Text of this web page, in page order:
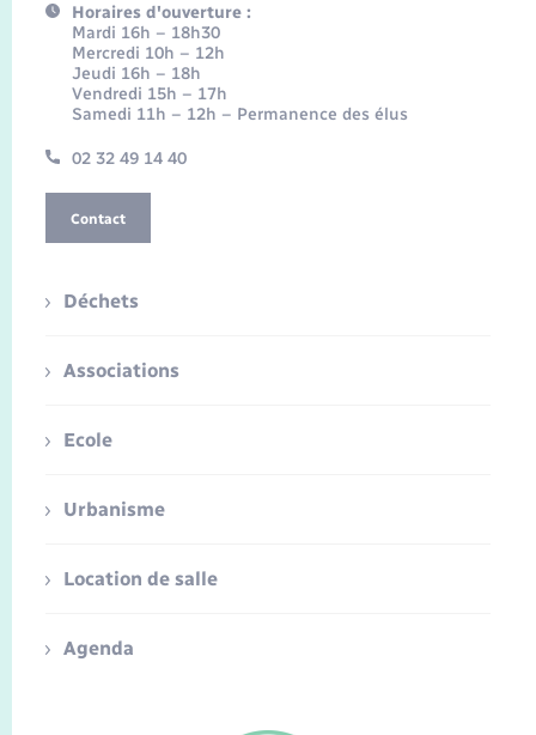
Horaires d'ouverture :
Mardi 16h – 18h30
Mercredi 10h – 12h
Jeudi 16h – 18h
Vendredi 15h – 17h
Samedi 11h – 12h – Permanence des élus
02 32 49 14 40
Contact
Déchets
Associations
Ecole
Urbanisme
Location de salle
Agenda